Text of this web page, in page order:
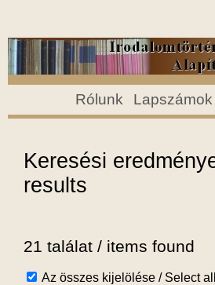
Rólunk Lapszámok
Keresési
results
21 találat / items found
Az összes kijelölése / Select all